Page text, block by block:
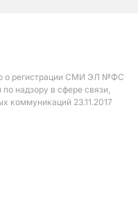
о регистрации СМИ ЭЛ №ФС
надзору в сфере связи,
коммуникаций 23.11.2017